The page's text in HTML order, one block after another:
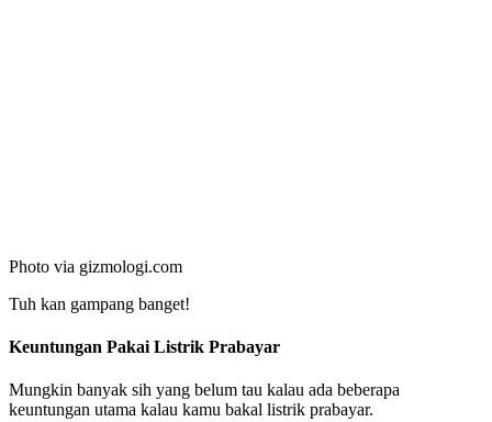
Photo via gizmologi.com
Tuh kan gampang banget!
Keuntungan Pakai Listrik Prabayar
Mungkin banyak sih yang belum tau kalau ada beberapa
keuntungan utama kalau kamu bakal listrik prabayar.